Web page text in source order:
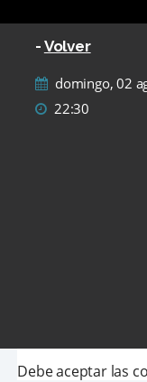
- Volver
domingo, 02
22:30
Debe aceptar las